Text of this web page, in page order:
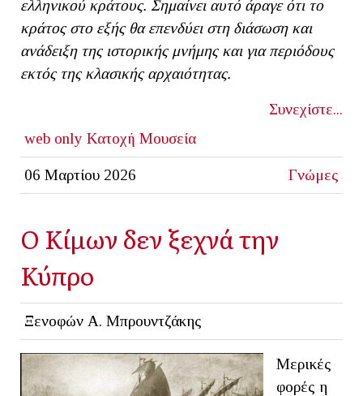
ελληνικού κράτους. Σημαίνει αυτό άραγε ότι το
κράτος στο εξής θα επενδύει στη διάσωση και
ανάδειξη της ιστορικής μνήμης και για περιόδους
εκτός της κλασικής αρχαιότητας.
Συνεχίστε...
web only Κατοχή Μουσεία
06 Μαρτίου 2026 Γνώμες
Ο Κίμων δεν ξεχνά την
Κύπρο
Ξενοφών Α. Μπρουντζάκης
Μερικές
φορές η